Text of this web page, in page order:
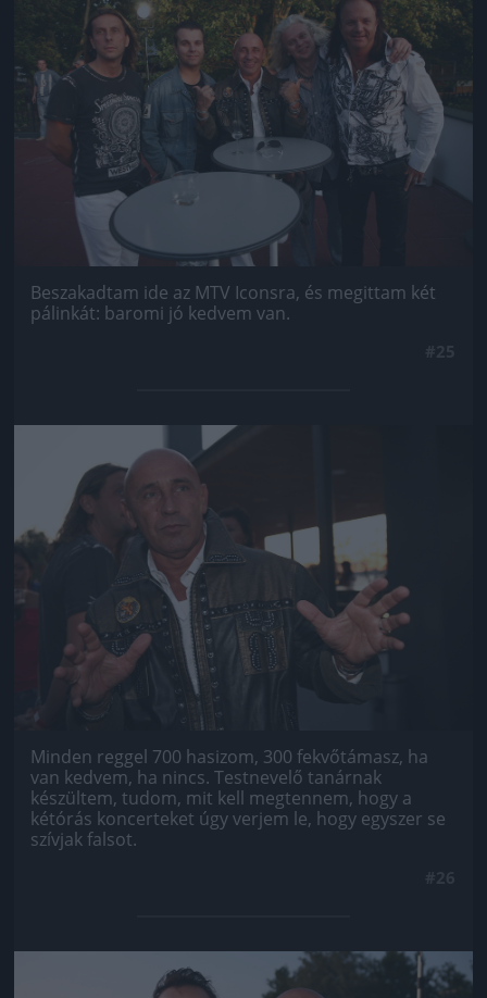
Beszakadtam ide az MTV Iconsra, és megittam két
pálinkát: baromi jó kedvem van.
Jön még kép!
Minden reggel 700 hasizom, 300 fekvőtámasz, ha
van kedvem, ha nincs. Testnevelő tanárnak
készültem, tudom, mit kell megtennem, hogy a
kétórás koncerteket úgy verjem le, hogy egyszer se
szívjak falsot.
Jön még kép!